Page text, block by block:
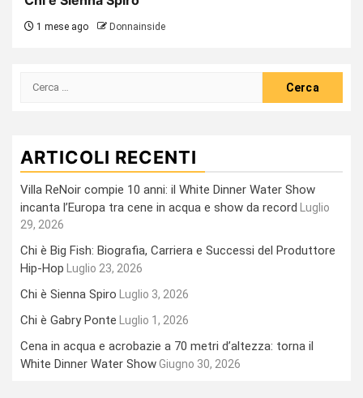
1 mese ago Donnainside
Ricerca
ARTICOLI RECENTI
Villa ReNoir compie 10 anni: il White Dinner Water Show
incanta l’Europa tra cene in acqua e show da record Luglio
29, 2026
Chi è Big Fish: Biografia, Carriera e Successi del Produttore
Hip-Hop Luglio 23, 2026
Chi è Sienna Spiro Luglio 3, 2026
Chi è Gabry Ponte Luglio 1, 2026
Cena in acqua e acrobazie a 70 metri d’altezza: torna il
White Dinner Water ShowGiugno 30, 2026